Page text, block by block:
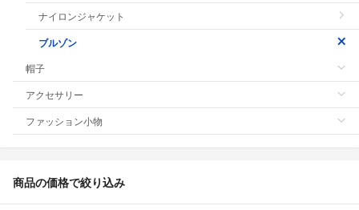
ナイロンジャケット
ブルゾン
帽子
アクセサリー
ファッション小物
商品の価格で絞り込み